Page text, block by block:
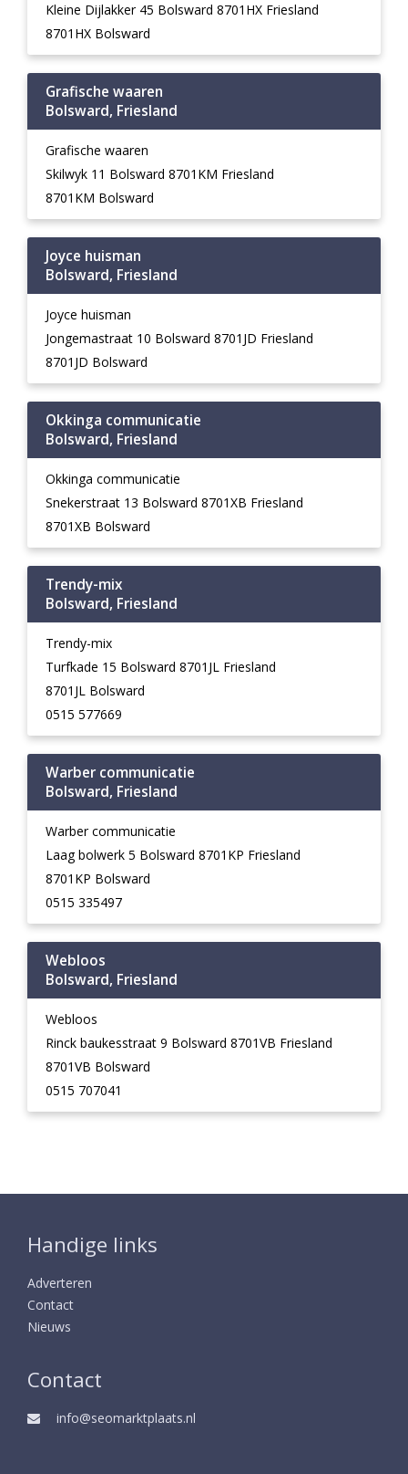
Kleine Dijlakker 45 Bolsward 8701HX Friesland
8701HX Bolsward
Grafische waaren
Bolsward, Friesland
Grafische waaren
Skilwyk 11 Bolsward 8701KM Friesland
8701KM Bolsward
Joyce huisman
Bolsward, Friesland
Joyce huisman
Jongemastraat 10 Bolsward 8701JD Friesland
8701JD Bolsward
Okkinga communicatie
Bolsward, Friesland
Okkinga communicatie
Snekerstraat 13 Bolsward 8701XB Friesland
8701XB Bolsward
Trendy-mix
Bolsward, Friesland
Trendy-mix
Turfkade 15 Bolsward 8701JL Friesland
8701JL Bolsward
0515 577669
Warber communicatie
Bolsward, Friesland
Warber communicatie
Laag bolwerk 5 Bolsward 8701KP Friesland
8701KP Bolsward
0515 335497
Webloos
Bolsward, Friesland
Webloos
Rinck baukesstraat 9 Bolsward 8701VB Friesland
8701VB Bolsward
0515 707041
Handige links
Adverteren
Contact
Nieuws
Contact
info@seomarktplaats.nl